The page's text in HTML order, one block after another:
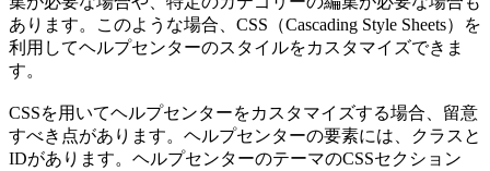
あります。このような場合、CSS（Cascading Style Sheets）を
利用してヘルプセンターのスタイルをカスタマイズできま
す。
CSSを用いてヘルプセンターをカスタマイズする場合、留意
すべき点があります。ヘルプセンターの要素には、クラスと
IDがあります。ヘルプセンターのテーマのCSSセクション